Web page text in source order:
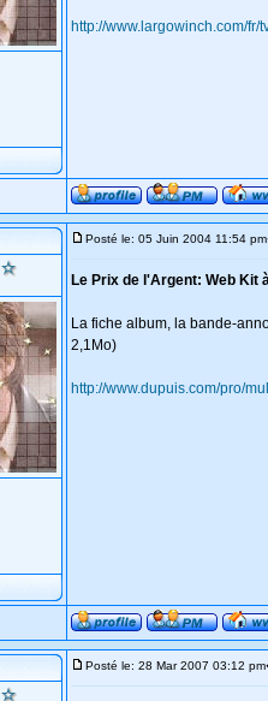
http://www.largowinch.com/fr/
Posté le: 05 Juin 2004 11:54 pm
Le Prix de l'Argent: Web Kit
La fiche album, la bande-
2,1Mo)
http://www.dupuis.com/pro/
Posté le: 28 Mar 2007 03:12 pm